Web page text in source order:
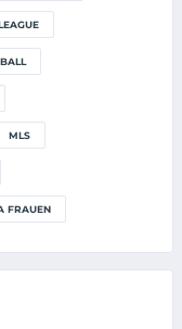
MLS
FRAUEN